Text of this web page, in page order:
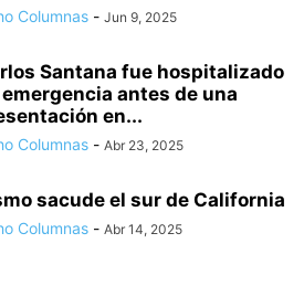
Columnas - Jun 9, 2025
Santana fue hospitalizado
antes de una
en...
Columnas - Abr 23, 2025
sacude el sur de California
Columnas - Abr 14, 2025